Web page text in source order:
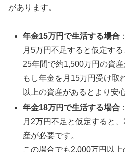
があります。
年金15万円で生活する場合 ：
月5万円不足すると仮定す
25年間で約1,500万円の資産
もし年金を月15万円受け取
以上の資産があるとより安
年金18万円で生活する場合 ：
月2万円不足と仮定すると
産が必要です。
この場合でも2,000万円以